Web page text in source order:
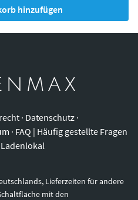
hinzufügen
· Datenschutz ·
· FAQ | Häufig gestellte Fragen
Lieferzeiten für andere
mit den